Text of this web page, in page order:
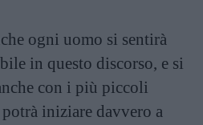
ogni uomo si sentirà
in questo discorso, e si
con i più piccoli
iniziare davvero a